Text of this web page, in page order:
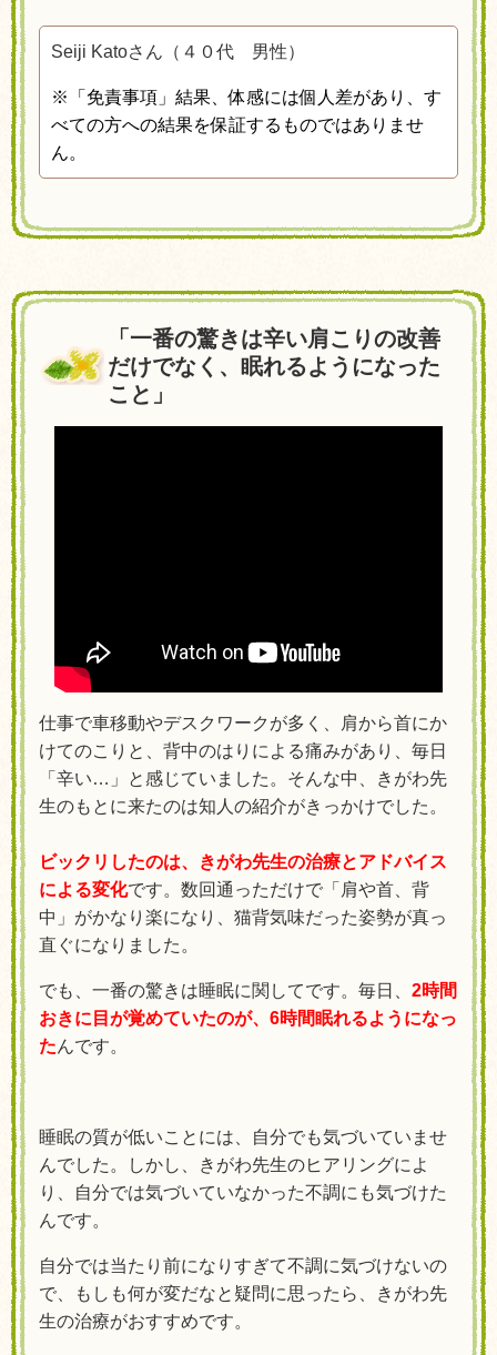
Seiji Katoさん（４０代 男性）
※「免責事項」結果、体感には個人差があり、す
べての方への結果を保証するものではありませ
ん。
「一番の驚きは辛い肩こりの改善
だけでなく、眠れるようになった
こと」
仕事で車移動やデスクワークが多く、肩から首にか
けてのこりと、背中のはりによる痛みがあり、毎日
「辛い…」と感じていました。そんな中、きがわ先
生のもとに来たのは知人の紹介がきっかけでした。
ビックリしたのは、きがわ先生の治療とアドバイス
による変化です。数回通っただけで「肩や首、背
中」がかなり楽になり、猫背気味だった姿勢が真っ
直ぐになりました。
でも、一番の驚きは睡眠に関してです。毎日、 2時間
おきに目が覚めていたのが、6時間眠れるようになっ
たんです。
睡眠の質が低いことには、自分でも気づいていませ
んでした。しかし、きがわ先生のヒアリングによ
り、自分では気づいていなかった不調にも気づけた
んです。
自分では当たり前になりすぎて不調に気づけないの
で、もしも何が変だなと疑問に思ったら、きがわ先
生の治療がおすすめです。